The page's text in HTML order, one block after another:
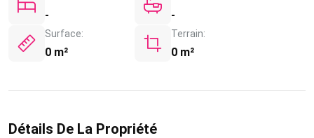
- -
Surface:
0 m²
Terrain:
0 m²
Détails De La Propriété